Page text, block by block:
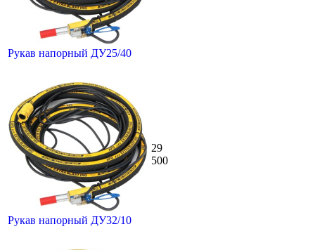
Рукав напорный ДУ25/40
Рукав напорный ДУ32/10
29
500